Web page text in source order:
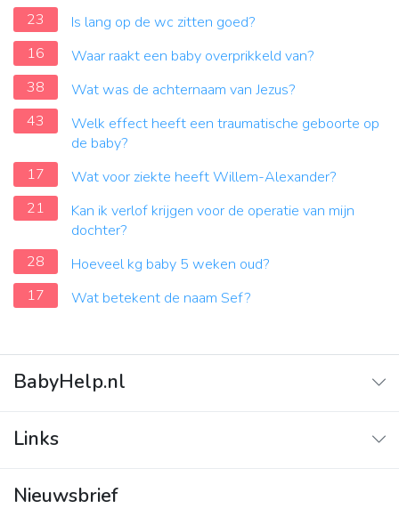
23
Is lang op de wc zitten goed?
16
Waar raakt een baby overprikkeld van?
38
Wat was de achternaam van Jezus?
43
Welk effect heeft een traumatische geboorte op
de baby?
17
Wat voor ziekte heeft Willem-Alexander?
21
Kan ik verlof krijgen voor de operatie van mijn
dochter?
28
Hoeveel kg baby 5 weken oud?
17
Wat betekent de naam Sef?
BabyHelp.nl
Vraag & Antwoord
Links
Contact
Nieuwsbrief